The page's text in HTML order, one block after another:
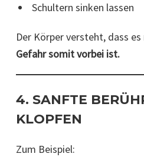
Schultern sinken lassen
Der Körper versteht, dass
Gefahr somit vorbei ist.
4. SANFTE
KLOPFEN
Zum Beispiel: